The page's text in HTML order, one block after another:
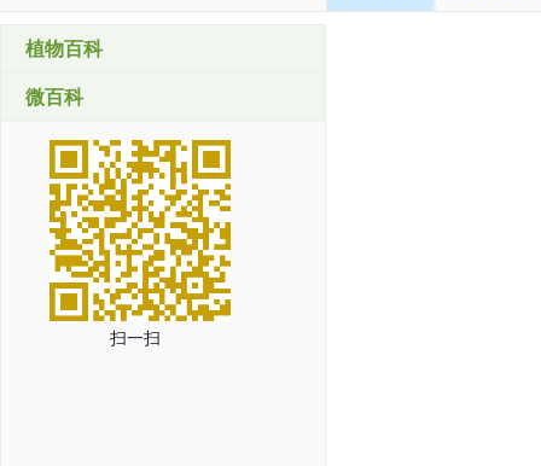
植物百科
微百科
扫一扫